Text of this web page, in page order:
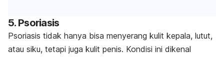
5. Psoriasis
Psoriasis tidak hanya bisa menyerang kulit kepala, lutut,
atau siku, tetapi juga kulit penis. Kondisi ini dikenal